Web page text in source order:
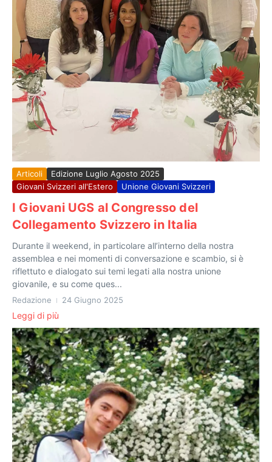
Articoli
Edizione Luglio Agosto 2025
Giovani Svizzeri all'Estero
Unione Giovani Svizzeri
I Giovani UGS al Congresso del
Collegamento Svizzero in Italia
Durante il weekend, in particolare all’interno della nostra
assemblea e nei momenti di conversazione e scambio, si è
riflettuto e dialogato sui temi legati alla nostra unione
giovanile, e su come ques...
Redazione 24 Giugno 2025
Leggi di più